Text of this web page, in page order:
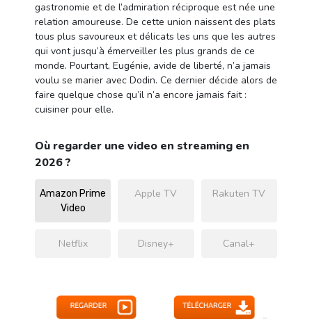
gastronomie et de l’admiration réciproque est née une
relation amoureuse. De cette union naissent des plats
tous plus savoureux et délicats les uns que les autres
qui vont jusqu’à émerveiller les plus grands de ce
monde. Pourtant, Eugénie, avide de liberté, n’a jamais
voulu se marier avec Dodin. Ce dernier décide alors de
faire quelque chose qu’il n’a encore jamais fait :
cuisiner pour elle.
Où regarder une video en streaming en
2026 ?
Amazon Prime
Video
Apple TV Rakuten TV
Netflix Disney+ Canal+